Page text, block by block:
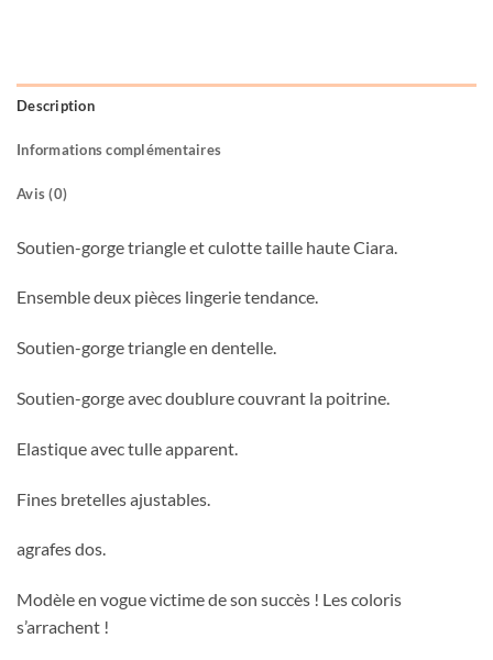
Description
Informations complémentaires
Avis (0)
Soutien-gorge triangle et culotte taille haute Ciara.
Ensemble deux pièces lingerie tendance.
Soutien-gorge triangle en dentelle.
Soutien-gorge avec doublure couvrant la poitrine.
Elastique avec tulle apparent.
Fines bretelles ajustables.
agrafes dos.
Modèle en vogue victime de son succès ! Les coloris
s’arrachent !